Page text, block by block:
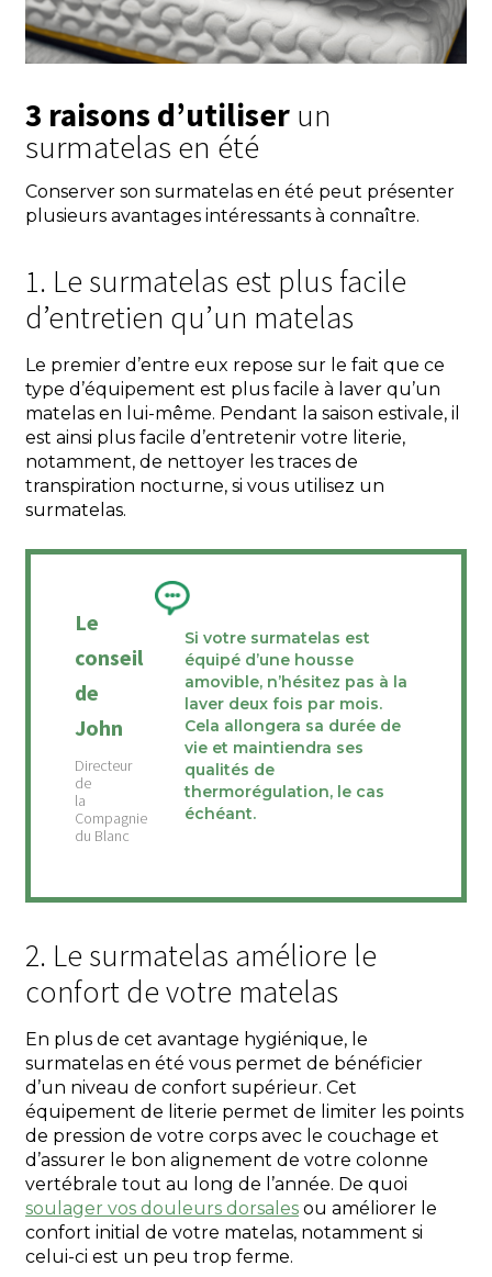
3 raisons d’utiliser un
surmatelas en été
Conserver son surmatelas en été peut présenter
plusieurs avantages intéressants à connaître.
1. Le surmatelas est plus facile
d’entretien qu’un matelas
Le premier d’entre eux repose sur le fait que ce
type d’équipement est plus facile à laver qu’un
matelas en lui-même. Pendant la saison estivale, il
est ainsi plus facile d’entretenir votre literie,
notamment, de nettoyer les traces de
transpiration nocturne, si vous utilisez un
surmatelas.
Le
conseil
de
John
Si votre surmatelas est
équipé d’une housse
amovible, n’hésitez pas à la
laver deux fois par mois.
Cela allongera sa durée de
vie et maintiendra ses
qualités de
thermorégulation, le cas
échéant.
2. Le surmatelas améliore le
confort de votre matelas
En plus de cet avantage hygiénique, le
surmatelas en été vous permet de bénéficier
d’un niveau de confort supérieur. Cet
équipement de literie permet de limiter les points
de pression de votre corps avec le couchage et
d’assurer le bon alignement de votre colonne
vertébrale tout au long de l’année. De quoi
soulager vos douleurs dorsales ou améliorer le
confort initial de votre matelas, notamment si
celui-ci est un peu trop ferme.